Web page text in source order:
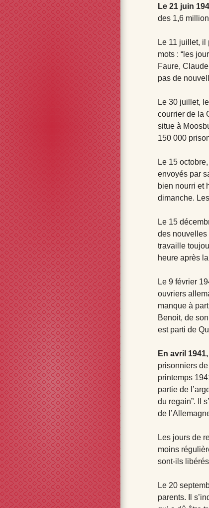
Le 21 juin
des 1,6
Le 11 juillet,
mots : “les
Faure,
pas de
Le 30 juillet,
courrier de la
situe à
150 000
Le 15
envoyés par
bien nourri et
dimanche.
Le 15
des nouvelles
travaille
heure après
Le 9 février
ouvriers
manque à
Benoit, de
est parti de
En avril
prisonniers
printemps
partie de
du regain”. Il
de
Les jours de
moins
sont-ils
Le 20
parents. Il